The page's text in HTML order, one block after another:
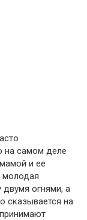
на самом деле
и ее
огнями, а
сказывается на